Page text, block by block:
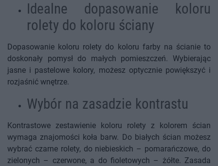
Idealne dopasowanie koloru
rolety do koloru ściany
Dopasowanie koloru rolety do koloru farby na ścianie to
doskonały pomysł do małych pomieszczeń. Wybierając
jasne i pastelowe kolory, możesz optycznie powiększyć i
rozjaśnić wnętrze.
Wybór na zasadzie kontrastu
Kontrastowe zestawienie koloru rolety z kolorem ścian
wymaga znajomości koła barw. Do białych ścian możesz
wybrać czarne rolety, do niebieskich – pomarańczowe, do
zielonych – czerwone, a do fioletowych – żółte. Zasada